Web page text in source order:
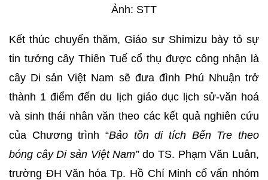
Ảnh: STT
Kết thúc chuyến thăm, Giáo sư Shimizu bày tỏ sự
tin tưởng cây Thiên Tuế cổ thụ được công nhận là
cây Di sản Việt Nam sẽ đưa đình Phú Nhuận trở
thành 1 điểm đến du lịch giáo dục lịch sử-văn hoá
và sinh thái nhân văn theo các kết quả nghiên cứu
của Chương trình “Bảo tồn di tích Bến Tre theo
bóng cây Di sản Việt Nam” do TS. Phạm Văn Luân,
trường ĐH Văn hóa Tp. Hồ Chí Minh cố vấn nhóm